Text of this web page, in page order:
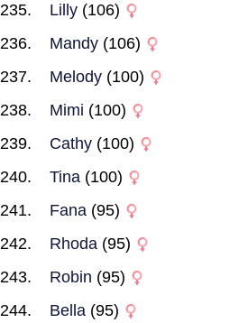
Lilly (106)
Mandy (106)
Melody (100)
Mimi (100)
Cathy (100)
Tina (100)
Fana (95)
Rhoda (95)
Robin (95)
Bella (95)